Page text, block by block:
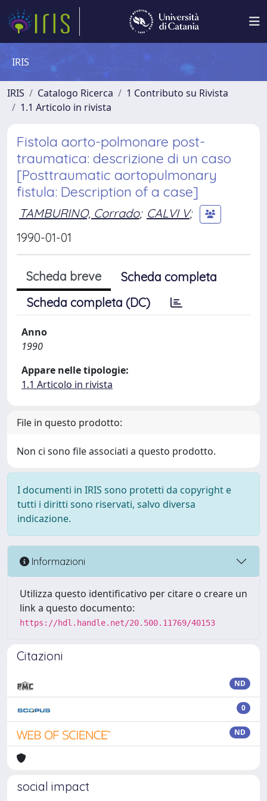
IRIS
IRIS Catalogo Ricerca
1 Contributo su Rivista
1.1 Articolo in rivista
Fistola aorto-polmonare post-
traumatica: descrizione di un caso
[Posttraumatic aortopulmonary
fistula: Description of a case]
TAMBURINO, Corrado; CALVI V;
1990-01-01
Scheda breve
Scheda completa
Scheda completa (DC)
Anno
1990
Appare nelle tipologie:
1.1 Articolo in rivista
File in questo prodotto:
Non ci sono file associati a questo prodotto.
I documenti in IRIS sono protetti da copyright e
tutti i diritti sono riservati, salvo diversa
indicazione.
Informazioni
Utilizza questo identificativo per citare o creare un
link a questo documento:
https://hdl.handle.net/20.500.11769/40153
Citazioni
ND
0
ND
social impact